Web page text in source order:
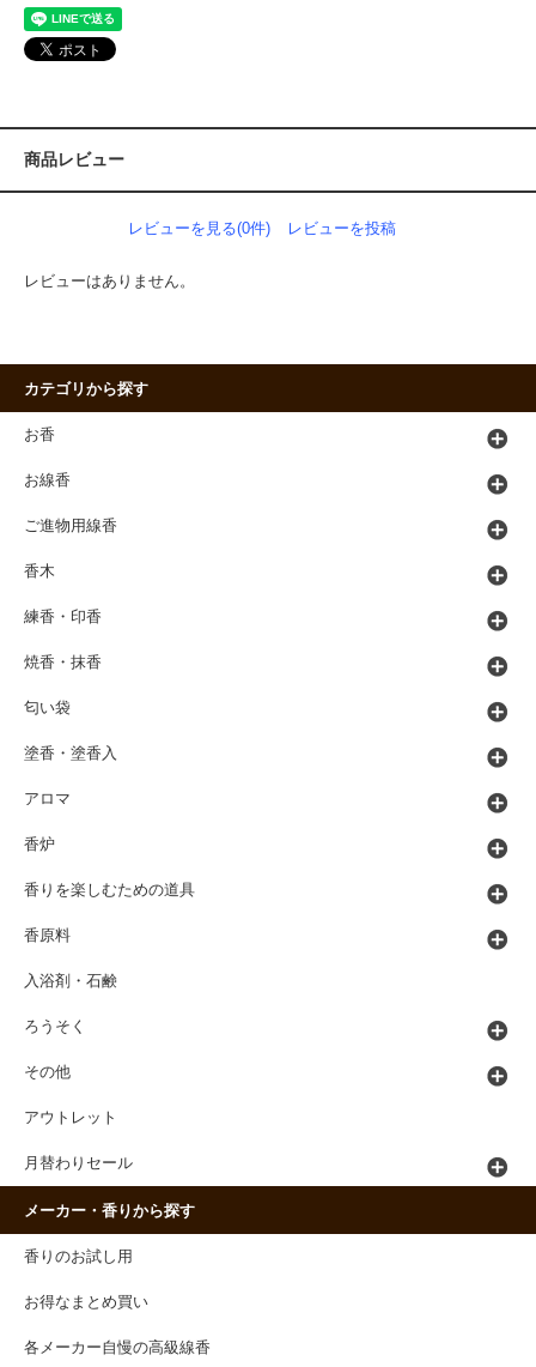
商品レビュー
レビューを見る(0件) レビューを投稿
レビューはありません。
カテゴリから探す
お香
お線香
ご進物用線香
香木
練香・印香
焼香・抹香
匂い袋
塗香・塗香入
アロマ
香炉
香りを楽しむための道具
香原料
入浴剤・石鹸
ろうそく
その他
アウトレット
月替わりセール
メーカー・香りから探す
香りのお試し用
お得なまとめ買い
各メーカー自慢の高級線香